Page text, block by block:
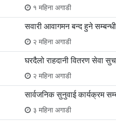
१ महिना अगाडी
सवारी आवागमन बन्द हुने
२ महिना अगाडी
घरदैलो राहदानी वितरण सेवा
२ महिना अगाडी
सार्वजनिक सुनुवाई कार्यक्रम
३ महिना अगाडी